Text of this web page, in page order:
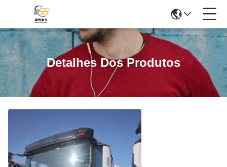
Detalhes Dos Produtos